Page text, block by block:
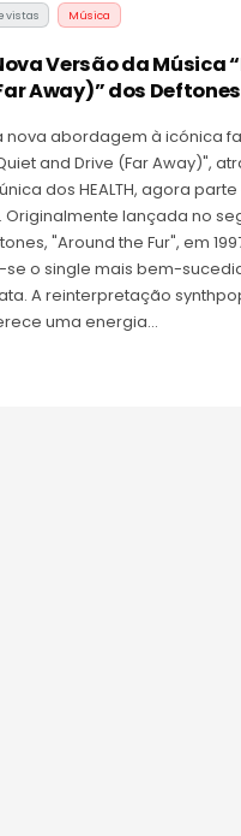
Música
Versão da Música
Away)” dos Deftones
nova abordagem à icónica
and Drive (Far Away)",
dos HEALTH, agora
Originalmente lançada no
"Around the Fur", em
o single mais bem-
A reinterpretação
uma energia…